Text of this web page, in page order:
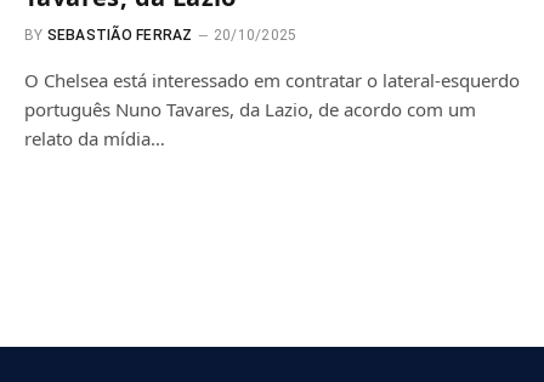
BY SEBASTIÃO FERRAZ 20/10/2025
O Chelsea está interessado em contratar o lateral-esquerdo
português Nuno Tavares, da Lazio, de acordo com um
relato da mídia…